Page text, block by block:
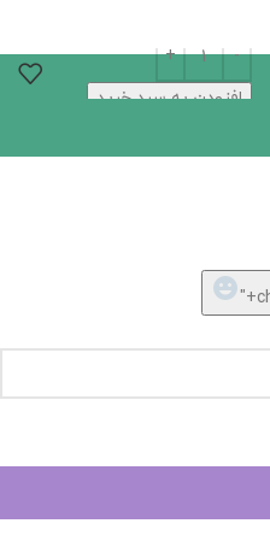
افزودن به سبد خرید